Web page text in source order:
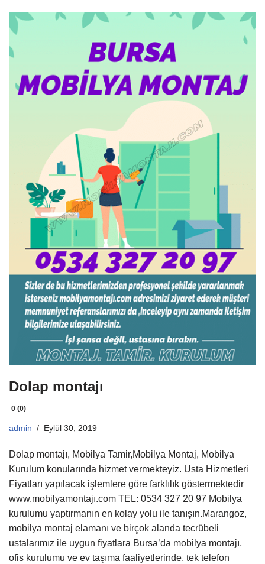
Dolap montajı
0 (0)
admin Eylül 30, 2019
Dolap montajı, Mobilya Tamir,Mobilya Montaj, Mobilya
Kurulum konularında hizmet vermekteyiz. Usta Hizmetleri
Fiyatları yapılacak işlemlere göre farklılık göstermektedir
www.mobilyamontajı.com TEL: 0534 327 20 97 Mobilya
kurulumu yaptırmanın en kolay yolu ile tanışın.Marangoz,
mobilya montaj elamanı ve birçok alanda tecrübeli
ustalarımız ile uygun fiyatlara Bursa’da mobilya montajı,
ofis kurulumu ve ev taşıma faaliyetlerinde, tek telefon